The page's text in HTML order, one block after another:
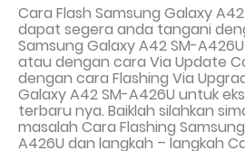
Cara Flash Samsung Galaxy
dapat segera anda tangani
Samsung Galaxy A42 SM-
atau dengan cara Via Update
dengan cara Flashing Via
Galaxy A42 SM-A426U untuk
terbaru nya. Baiklah silahkan
masalah Cara Flashing
A426U dan langkah – langkah